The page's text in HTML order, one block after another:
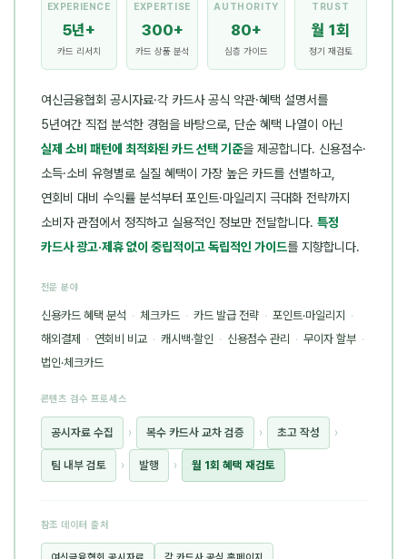
EXPERIENCE
5년+
카드 리서치
EXPERTISE
300+
카드 상품 분석
AUTHORITY
80+
심층 가이드
TRUST
월 1회
정기 재검토
여신금융협회 공시자료·각 카드사 공식 약관·혜택 설명서를
5년여간 직접 분석한 경험을 바탕으로, 단순 혜택 나열이 아닌
실제 소비 패턴에 최적화된 카드 선택 기준을 제공합니다. 신용점수·
소득·소비 유형별로 실질 혜택이 가장 높은 카드를 선별하고,
연회비 대비 수익률 분석부터 포인트·마일리지 극대화 전략까지
소비자 관점에서 정직하고 실용적인 정보만 전달합니다. 특정
카드사 광고·제휴 없이 중립적이고 독립적인 가이드를 지향합니다.
전문 분야
신용카드 혜택 분석 · 체크카드 · 카드 발급 전략 · 포인트·마일리지 ·
해외결제 · 연회비 비교 · 캐시백·할인 · 신용점수 관리 · 무이자 할부 ·
법인·체크카드
콘텐츠 검수 프로세스
공시자료 수집 › 복수 카드사 교차 검증 › 초고 작성 ›
팀 내부 검토 › 발행 › 월 1회 혜택 재검토
참조 데이터 출처